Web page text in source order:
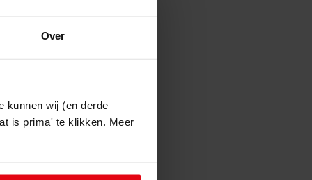
Over
kunnen wij (en derde
is prima' te klikken. Meer
en